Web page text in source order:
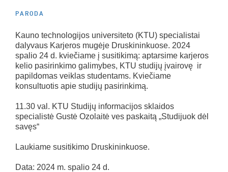
PARODA
Kauno technologijos universiteto (KTU) specialistai
dalyvaus Karjeros mugėje Druskininkuose. 2024
spalio 24 d. kviečiame į susitikimą: aptarsime karjeros
kelio pasirinkimo galimybes, KTU studijų įvairovę ir
papildomas veiklas studentams. Kviečiame
konsultuotis apie studijų pasirinkimą.
11.30 val. KTU Studijų informacijos sklaidos
specialistė Gustė Ozolaitė ves paskaitą „Studijuok dėl
savęs“
Laukiame susitikimo Druskininkuose.
Data: 2024 m. spalio 24 d.